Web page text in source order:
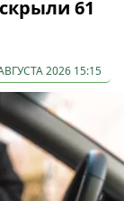
61
2026 15:15